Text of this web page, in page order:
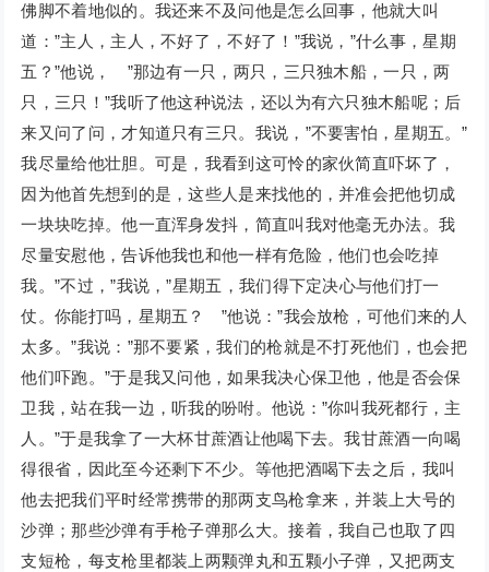
佛脚不着地似的。我还来不及问他是怎么回事，他就大叫
道：”主人，主人，不好了，不好了！”我说，”什么事，星期
五？”他说， ”那边有一只，两只，三只独木船，一只，两
只，三只！”我听了他这种说法，还以为有六只独木船呢；后
来又问了问，才知道只有三只。我说，”不要害怕，星期五。”
我尽量给他壮胆。可是，我看到这可怜的家伙简直吓坏了，
因为他首先想到的是，这些人是来找他的，并准会把他切成
一块块吃掉。他一直浑身发抖，简直叫我对他毫无办法。我
尽量安慰他，告诉他我也和他一样有危险，他们也会吃掉
我。”不过，”我说，”星期五，我们得下定决心与他们打一
仗。你能打吗，星期五？ ”他说：”我会放枪，可他们来的人
太多。”我说：”那不要紧，我们的枪就是不打死他们，也会把
他们吓跑。”于是我又问他，如果我决心保卫他，他是否会保
卫我，站在我一边，听我的吩咐。他说：”你叫我死都行，主
人。”于是我拿了一大杯甘蔗酒让他喝下去。我甘蔗酒一向喝
得很省，因此至今还剩下不少。等他把酒喝下去之后，我叫
他去把我们平时经常携带的那两支鸟枪拿来，并装上大号的
沙弹；那些沙弹有手枪子弹那么大。接着，我自己也取了四
支短枪，每支枪里都装上两颗弹丸和五颗小子弹，又把两支